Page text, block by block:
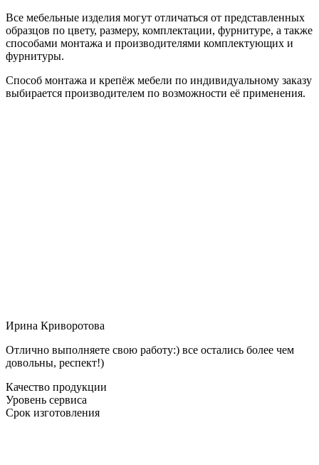
Все мебельные изделия могут отличаться от представленных
образцов по цвету, размеру, комплектации, фурнитуре, а также
способами монтажа и производителями комплектующих и
фурнитуры.
Способ монтажа и крепёж мебели по индивидуальному заказу
выбирается производителем по возможности её применения.
Ирина Криворотова
Отлично выполняете свою работу:) все остались более чем
довольны, респект!)
Качество продукции
Уровень сервиса
Срок изготовления